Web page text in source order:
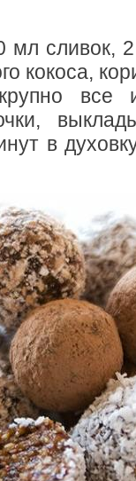
мл сливок,
кокоса,
все
в